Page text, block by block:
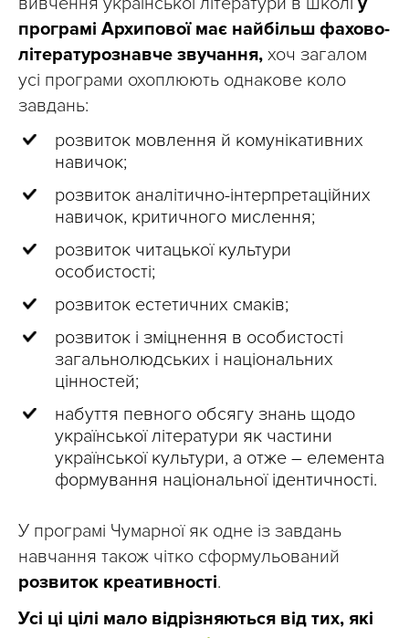
програмі Архипової має найбільш фахово-
літературознавче звучання, хоч загалом
усі програми охоплюють однакове коло
завдань:
розвиток мовлення й комунікативних
навичок;
розвиток аналітично-інтерпретаційних
навичок, критичного мислення;
розвиток читацької культури
особистості;
розвиток естетичних смаків;
розвиток і зміцнення в особистості
загальнолюдських і національних
цінностей;
набуття певного обсягу знань щодо
української літератури як частини
української культури, а отже – елемента
формування національної ідентичності.
У програмі Чумарної як одне із завдань
навчання також чітко сформульований
розвиток креативності.
Усі ці цілі мало відрізняються від тих, які